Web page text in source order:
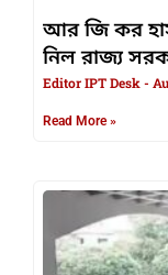
আর জি কর
নিল রাজ্য
Editor IPT Desk
Read More »